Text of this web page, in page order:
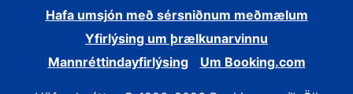
Hafa umsjón með sérsniðnum meðmælum
Yfirlýsing um þrælkunarvinnu
Mannréttindayfirlýsing
Um Booking.com